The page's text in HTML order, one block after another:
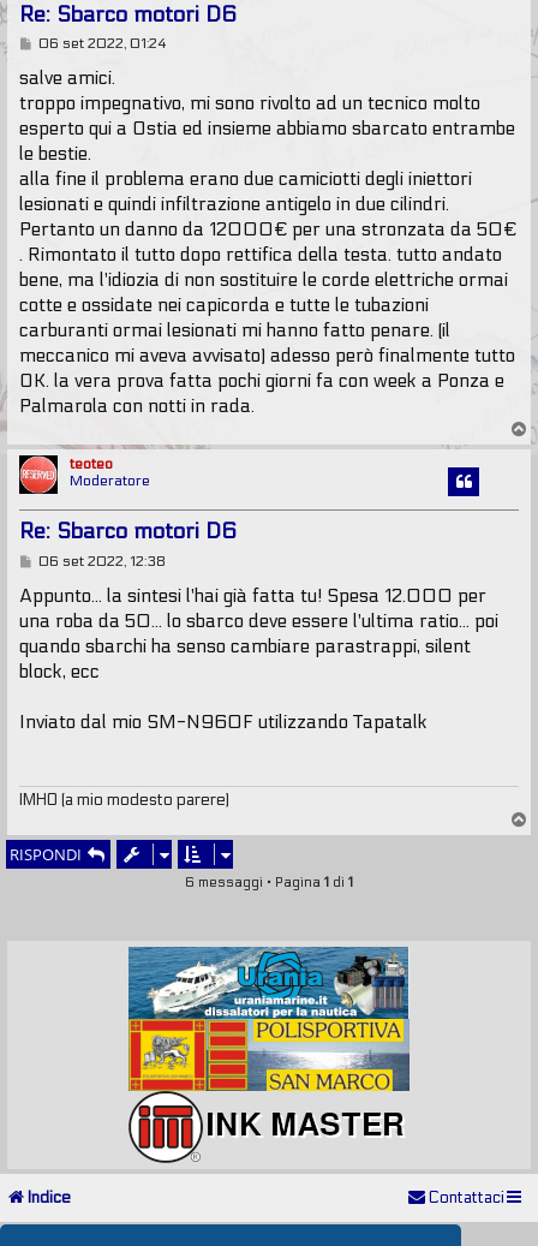
Re: Sbarco motori D6
M
s
a
g
g
o
06 set 2022, 01:24
salve amici.
troppo impegnativo, mi sono rivolto ad un tecnico molto
esperto qui a Ostia ed insieme abbiamo sbarcato entrambe
le bestie.
alla fine il problema erano due camiciotti degli iniettori
lesionati e quindi infiltrazione antigelo in due cilindri.
Pertanto un danno da 12000€ per una stronzata da 50€
. Rimontato il tutto dopo rettifica della testa. tutto andato
bene, ma l'idiozia di non sostituire le corde elettriche ormai
cotte e ossidate nei capicorda e tutte le tubazioni
carburanti ormai lesionati mi hanno fatto penare. (il
meccanico mi aveva avvisato) adesso però finalmente tutto
OK. la vera prova fatta pochi giorni fa con week a Ponza e
Palmarola con notti in rada.
T
o
teoteo
Moderatore
Re: Sbarco motori D6
M
s
s
a
g
i
06 set 2022, 12:38
Appunto... la sintesi l'hai già fatta tu! Spesa 12.000 per
una roba da 50... lo sbarco deve essere l'ultima ratio... poi
quando sbarchi ha senso cambiare parastrappi, silent
block, ecc
Inviato dal mio SM-N960F utilizzando Tapatalk
IMHO (a mio modesto parere)
o
RISPONDI
6 messaggi • Pagina 1 di 1
Indice Contattaci